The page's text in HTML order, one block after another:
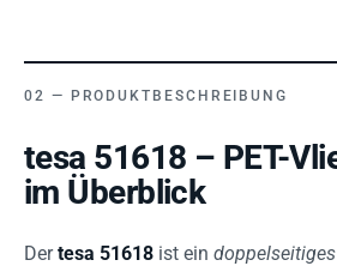
PRODUKTBESCHREIBUNG
tesa 51618 – PET-
im Überblick
Dertesa 51618 ist ein